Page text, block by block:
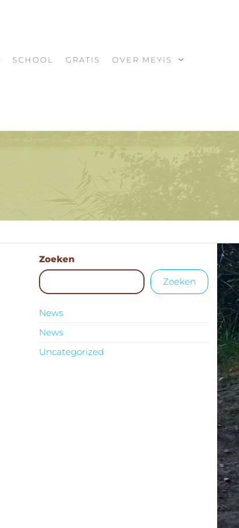
SCHOOL GRATIS OVER MEYIS
Zoeken
Zoeken
News
News
Uncategorized